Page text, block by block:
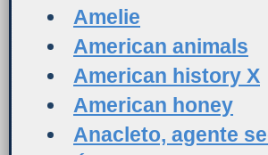
Amelie
American animals
American history X
American honey
Anacleto, agente